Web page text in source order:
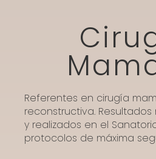
Referentes en cirugía
reconstructiva. Resultados
y realizados en el
protocolos de máxima